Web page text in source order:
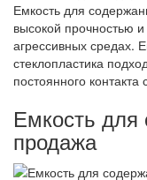
Емкость для
высокой прочностью
агрессивных средах.
стеклопластика
постоянного
Емкость
продажа